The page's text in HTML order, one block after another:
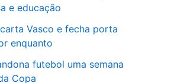
e educação
Vasco e fecha porta
enquanto
futebol uma semana
Copa